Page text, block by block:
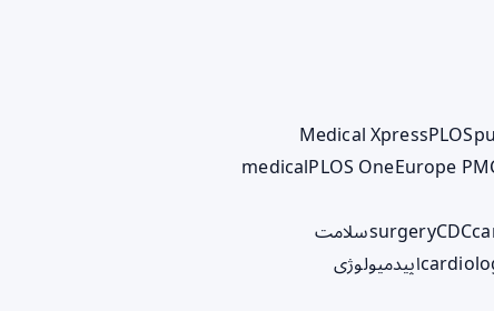
Medical XpressPLOS
medicalPLOS OneEurope
surgeryCDC
سلامت
اپیدمیولوژی